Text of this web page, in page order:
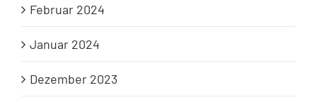
Februar 2024
Januar 2024
Dezember 2023